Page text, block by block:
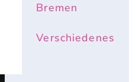
Bremen
Verschiedenes